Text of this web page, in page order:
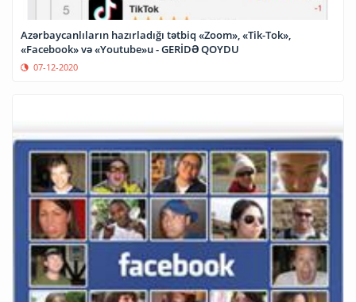
Azərbaycanlıların hazırladığı tətbiq «Zoom», «Tik-Tok»,
«Facebook» və «Youtube»u - GERİDƏ QOYDU
07-12-2020